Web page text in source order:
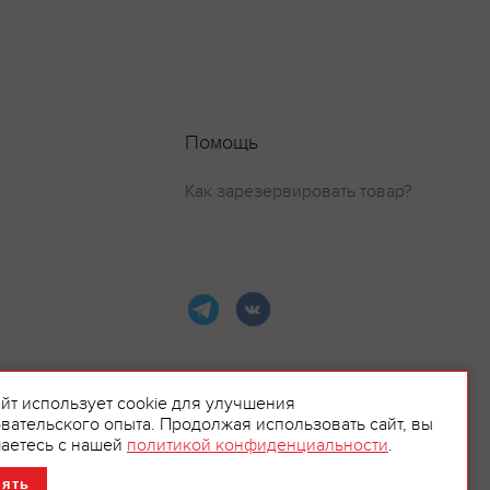
Помощь
Как зарезервировать товар?
использует cookie для улучшения
опыта. Продолжая использовать сайт, вы
с нашей политикой конфиденциальности.